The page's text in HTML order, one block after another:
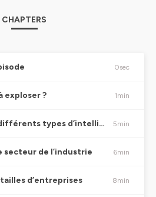
CHAPTERS
0sec
exploser ? 1min
Bien distinguer les différents types d’intelligence artificielle 5min
secteur de l’industrie 6min
d’entreprises 8min